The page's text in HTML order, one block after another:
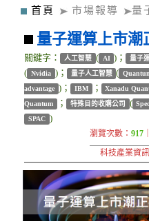
首頁 市場報導 量
量子運算上市潮
關鍵字： 人工智慧 ( AI )； 量子
( Nvidia )； 量子人工智慧 (
advantage )； IBM ； Xanadu
Quantum ； 特殊目的收購公司 (
SPAC )
瀏覽次數：917
科技產業資